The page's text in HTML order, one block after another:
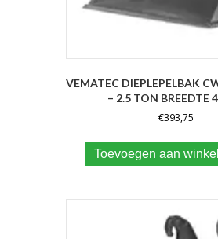
VEMATEC DIEPLEPELBAK
– 2.5 TON BREEDTE
€393,75
Toevoegen aan